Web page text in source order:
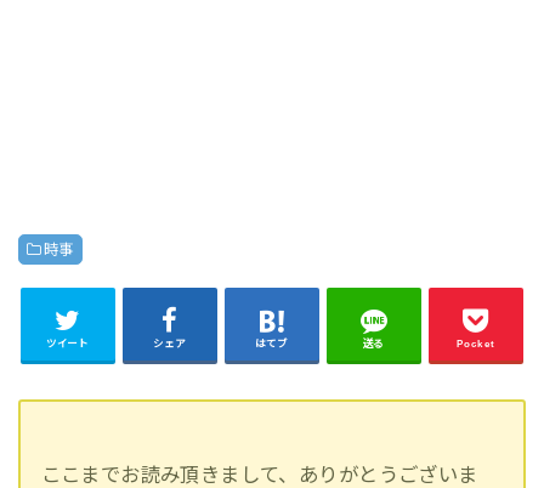
時事
ツイート シェア はてブ 送る Pocket
ここまでお読み頂きまして、ありがとうございま